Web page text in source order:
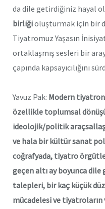
da dile getirdiğiniz hayal
birliğioluşturmak için bir
Tiyatromuz Yaşasın
ortaklaşmış sesleri bir
çapında kapsayıcılığını
Yavuz Pak: Modern
özellikle toplumsal
ideolojik/politik
ve hala bir kültür sanat
coğrafyada, tiyatro
geçen altı ay boyunca
talepleri, bir kaç küçük
mücadelesi ve